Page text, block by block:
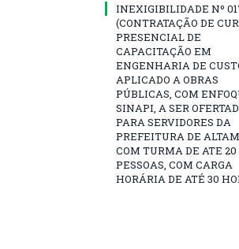
INEXIGIBILIDADE Nº
(CONTRATAÇÃO DE
PRESENCIAL DE
CAPACITAÇÃO EM
ENGENHARIA DE
APLICADO A OBRAS
PÚBLICAS, COM
SINAPI, A SER
PARA SERVIDORES DA
PREFEITURA DE
COM TURMA DE ATE 20
PESSOAS, COM CARGA
HORÁRIA DE ATÉ 30